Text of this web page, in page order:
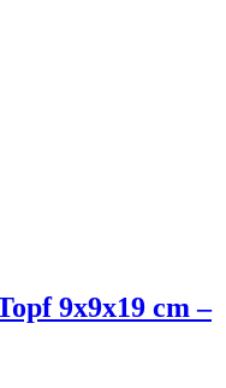
9x9x19 cm –